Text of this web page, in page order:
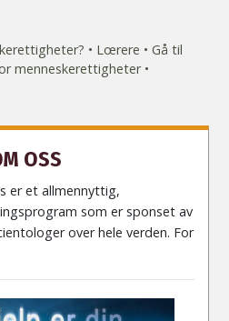
Lœrere
Gå til
menneskerettigheter
OSS
er et allmennyttig,
som er sponset av
over hele verden. For